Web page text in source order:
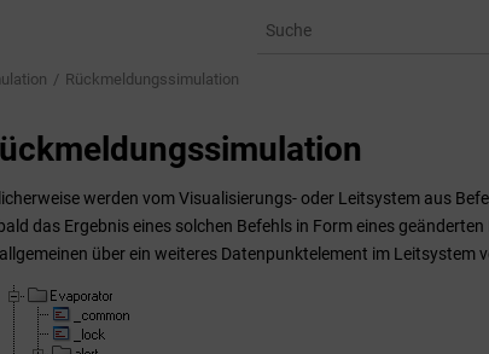
Rückmeldungssimulation
werden vom Visualisierungs- oder Leitsystem aus
das Ergebnis eines solchen Befehls in Form eines
über ein weiteres Datenpunktelement im